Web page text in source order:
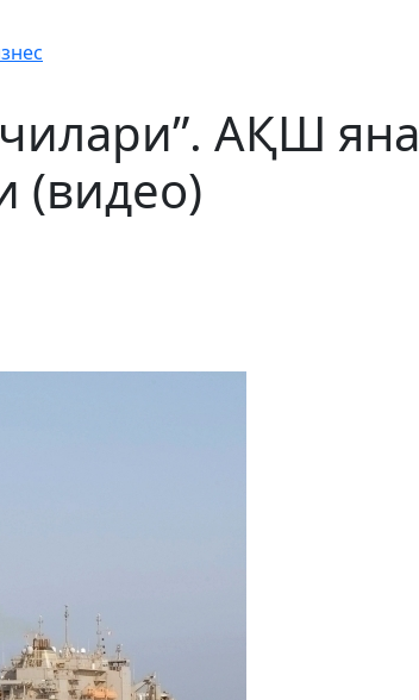
АҚШ яна
(видео)